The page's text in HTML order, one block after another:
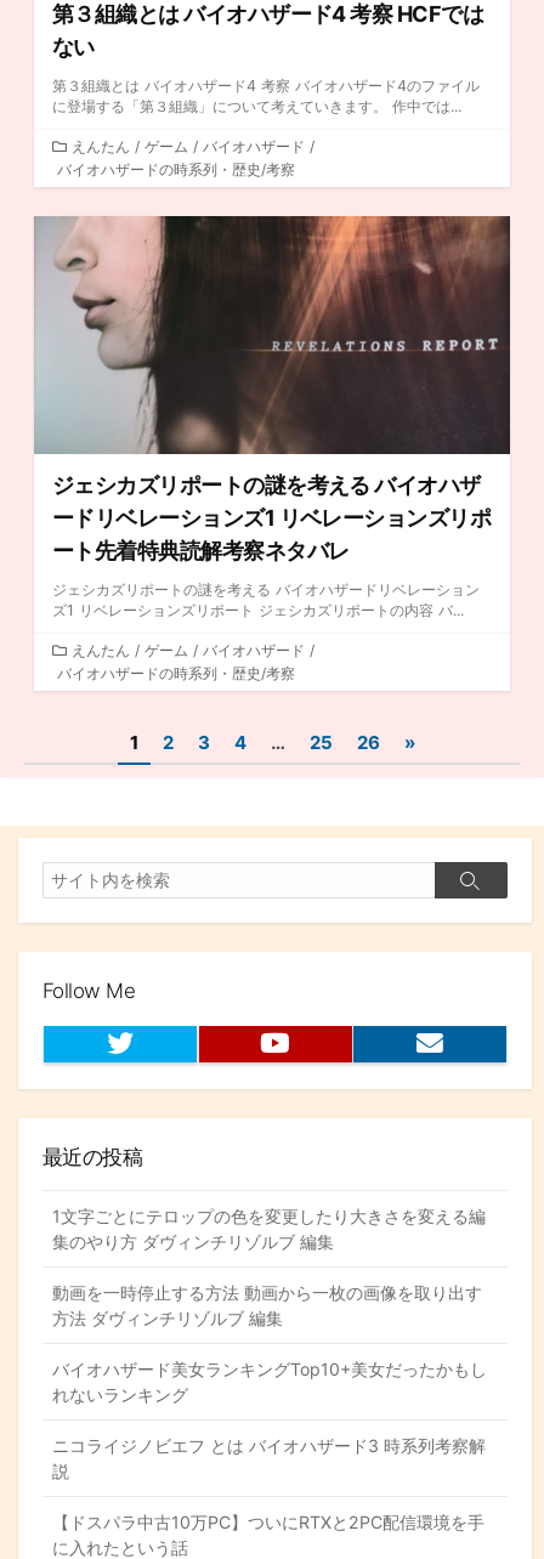
第３組織とは バイオハザード4 考察 HCFでは
ない
第３組織とは バイオハザード4 考察 バイオハザード4のファイル
に登場する「第３組織」について考えていきます。 作中では...
カ
テ
ゴ
リ
ー
えんたん / ゲーム / バイオハザード /
バイオハザードの時系列・歴史/考察
ジェシカズリポートの謎を考える バイオハザ
ードリベレーションズ1 リベレーションズリポ
ート先着特典読解考察ネタバレ
ジェシカズリポートの謎を考える バイオハザードリベレーション
ズ1 リベレーションズリポート ジェシカズリポートの内容 バ...
カ
テ
ゴ
えんたん / ゲーム / バイオハザード /
バイオハザードの時系列・歴史/考察
ナ
ビ
ー
シ
ン
1 2 3 4 … 25 26 »
検
索
検
Follow Me
T
w
i
e
o
u
問
い
ー
最近の投稿
1文字ごとにテロップの色を変更したり大きさを変える編
集のやり方 ダヴィンチリゾルブ 編集
動画を一時停止する方法 動画から一枚の画像を取り出す
方法 ダヴィンチリゾルブ 編集
バイオハザード美女ランキングTop10+美女だったかもし
れないランキング
ニコライジノビエフ とは バイオハザード3 時系列考察解
説
【ドスパラ中古10万PC】ついにRTXと2PC配信環境を手
に入れたという話